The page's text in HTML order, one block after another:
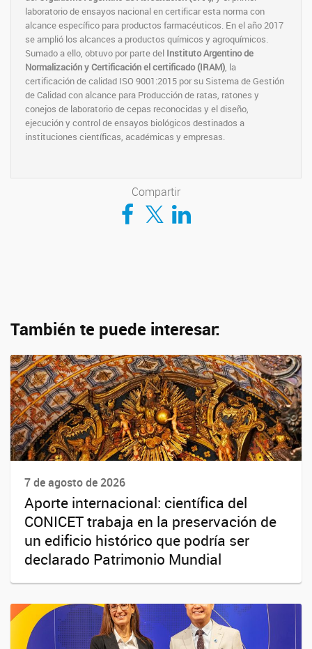
laboratorio de ensayos nacional en certificar esta norma con
alcance específico para productos farmacéuticos. En el año 2017
se amplió los alcances a productos químicos y agroquímicos.
Sumado a ello, obtuvo por parte del Instituto Argentino de
Normalización y Certificación el certificado (IRAM), la
certificación de calidad ISO 9001:2015 por su Sistema de Gestión
de Calidad con alcance para Producción de ratas, ratones y
conejos de laboratorio de cepas reconocidas y el diseño,
ejecución y control de ensayos biológicos destinados a
instituciones científicas, académicas y empresas.
Compartir
Compartir en Facebook
Compartir en TwitterCompartir en LinkedIn
También te puede interesar:
7 de agosto de 2026
Aporte internacional: científica del
CONICET trabaja en la preservación de
un edificio histórico que podría ser
declarado Patrimonio Mundial